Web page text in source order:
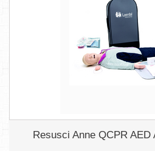
Resusci Anne QCPR